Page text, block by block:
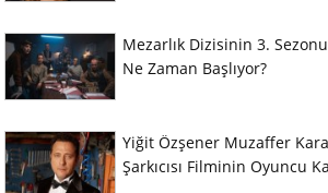
Mezarlık Dizisinin 3.
Ne Zaman Başlıyor?
Yiğit Özşener Muzaffer
Şarkıcısı Filminin Oyuncu